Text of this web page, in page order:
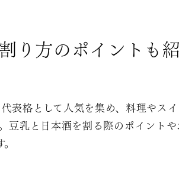
り方のポイントも
表格として人気を集め、料理やス
豆乳と日本酒を割る際のポイントや